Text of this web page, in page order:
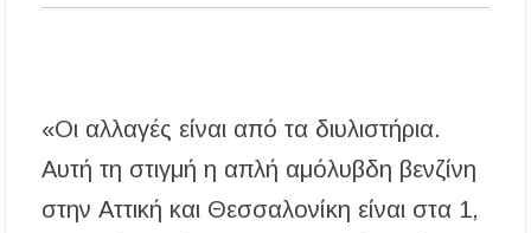
«Οι αλλαγές είναι από τα διυλιστήρια.
Αυτή τη στιγμή η απλή αμόλυβδη βενζίνη
στην Αττική και Θεσσαλονίκη είναι στα 1,